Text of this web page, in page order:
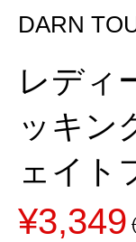
DARN
レディ
ッキン
ェイト
¥3,349